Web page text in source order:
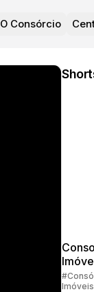
O Consórcio
Imóveis